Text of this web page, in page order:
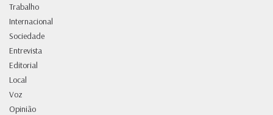
Trabalho
Internacional
Sociedade
Entrevista
Editorial
Local
Voz
Opinião